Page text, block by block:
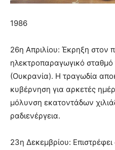
1986
26η Απριλίου: Έκρηξη στον
ηλεκτροπαραγωγικό σταθμό
(Ουκρανία). Η τραγωδία
κυβέρνηση για αρκετές
μόλυνση εκατοντάδων
ραδιενέργεια.
23η Δεκεμβρίου: